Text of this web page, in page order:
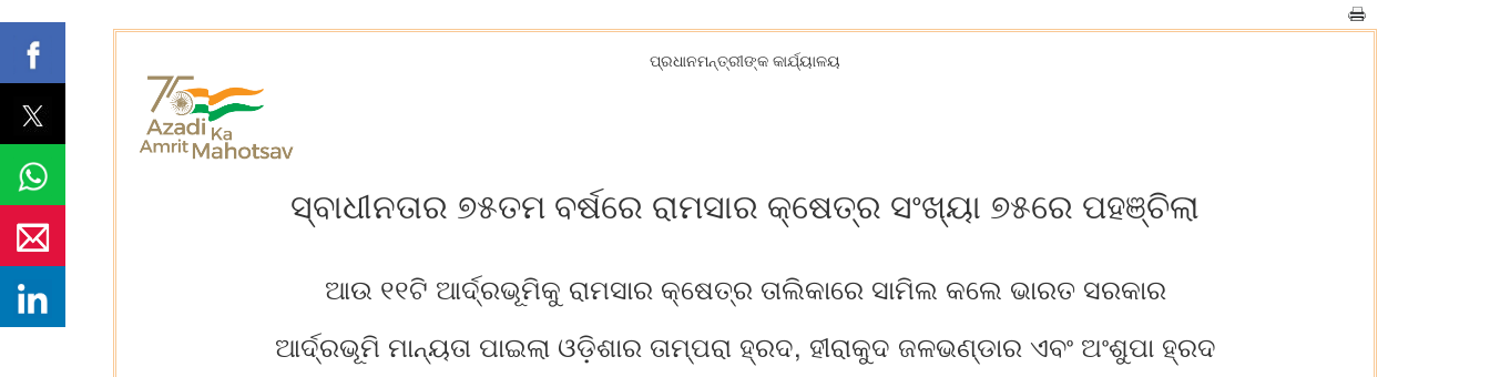
ପ୍ରଧାନମନ୍ତ୍ରୀଙ୍କ କାର୍ଯ୍ୟାଳୟ
ସ୍ବାଧୀନତାର ୭୫ତମ ବର୍ଷରେ ରାମସାର କ୍ଷେତ୍ର ସଂଖ୍ୟା ୭୫ରେ ପହଞ୍ଚିଲା
ଆଉ ୧୧ଟି ଆର୍ଦ୍ରଭୂମିକୁ ରାମସାର କ୍ଷେତ୍ର ତାଲିକାରେ ସାମିଲ କଲେ ଭାରତ ସରକାର
ଆର୍ଦ୍ରଭୂମି ମାନ୍ୟତା ପାଇଲା ଓଡ଼ିଶାର ତାମ୍ପରା ହ୍ରଦ, ହୀରାକୁଦ ଜଳଭଣ୍ଡାର ଏବଂ ଅଂଶୁପା ହ୍ରଦ